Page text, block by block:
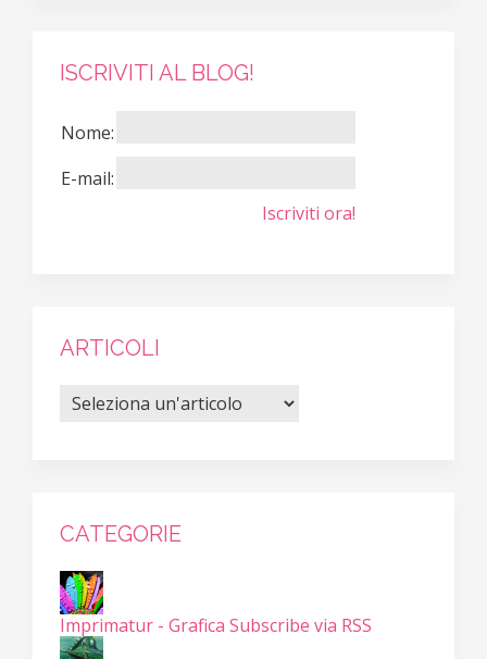
ISCRIVITI AL BLOG!
Nome:
E-mail:
Iscriviti ora!
ARTICOLI
CATEGORIE
Imprimatur - Grafica Subscribe via RSS